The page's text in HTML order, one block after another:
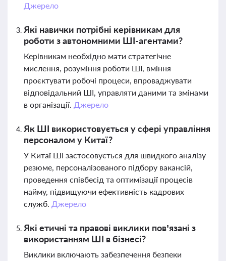
Джерело
Які навички потрібні керівникам для
роботи з автономними ШІ-агентами?
Керівникам необхідно мати стратегічне
мислення, розуміння роботи ШІ, вміння
проєктувати робочі процеси, впроваджувати
відповідальний ШІ, управляти даними та змінами
в організації. Джерело
Як ШІ використовується у сфері управління
персоналом у Китаї?
У Китаї ШІ застосовується для швидкого аналізу
резюме, персоналізованого підбору вакансій,
проведення співбесід та оптимізації процесів
найму, підвищуючи ефективність кадрових
служб. Джерело
Які етичні та правові виклики пов’язані з
використанням ШІ в бізнесі?
Виклики включають забезпечення безпеки